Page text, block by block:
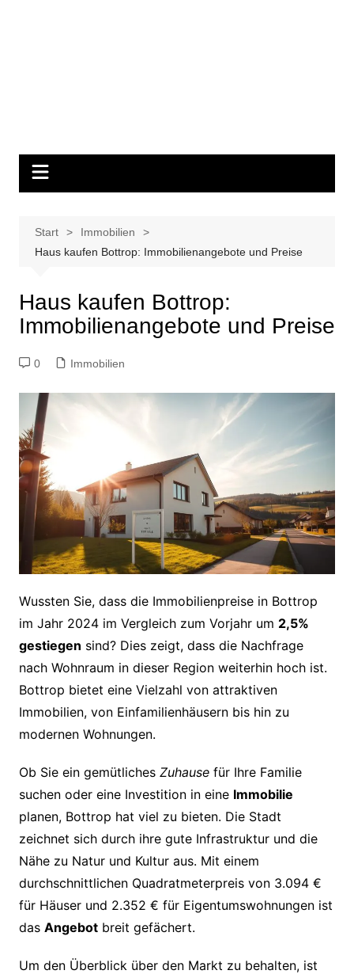
Start
Immobilien
Haus kaufen Bottrop: Immobilienangebote und Preise
Haus kaufen Bottrop:
Immobilienangebote und Preise
0 Immobilien
Wussten Sie, dass die Immobilienpreise in Bottrop
im Jahr 2024 im Vergleich zum Vorjahr um 2,5%
gestiegen sind? Dies zeigt, dass die Nachfrage
nach Wohnraum in dieser Region weiterhin hoch ist.
Bottrop bietet eine Vielzahl von attraktiven
Immobilien, von Einfamilienhäusern bis hin zu
modernen Wohnungen.
Ob Sie ein gemütliches Zuhausefür Ihre Familie
suchen oder eine Investition in eine Immobilie
planen, Bottrop hat viel zu bieten. Die Stadt
zeichnet sich durch ihre gute Infrastruktur und die
Nähe zu Natur und Kultur aus. Mit einem
durchschnittlichen Quadratmeterpreis von 3.094 €
für Häuser und 2.352 € für Eigentumswohnungen ist
das Angebotbreit gefächert.
Um den Überblick über den Markt zu behalten, ist